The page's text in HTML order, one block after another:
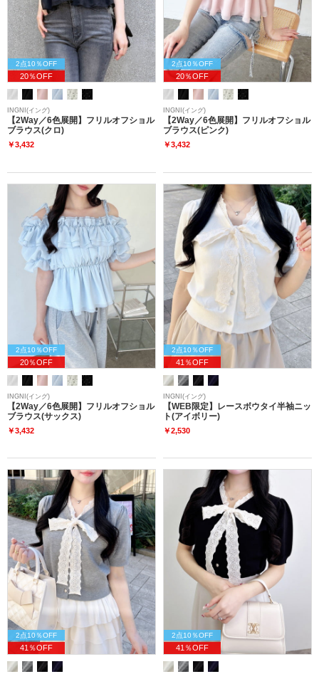
2点10％OFF
20％OFF
INGNI(イング)
【2Way／6色展開】フリルオフショル
ブラウス(クロ)
￥3,432
2点10％OFF
20％OFF
INGNI(イング)
【2Way／6色展開】フリルオフショル
ブラウス(ピンク)
￥3,432
2点10％OFF
20％OFF
INGNI(イング)
【2Way／6色展開】フリルオフショル
ブラウス(サックス)
￥3,432
2点10％OFF
41％OFF
INGNI(イング)
【WEB限定】レースボウタイ半袖ニッ
ト(アイボリー)
￥2,530
2点10％OFF
41％OFF
2点10％OFF
41％OFF